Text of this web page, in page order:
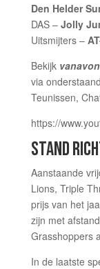
Den Helder
DAS – Jolly
Uitsmijters –
Bekijk
via
Teunissen,
https://
STAND
Aanstaande
Lions, Triple
prijs van het
zijn met
Grasshoppers
In de laatste